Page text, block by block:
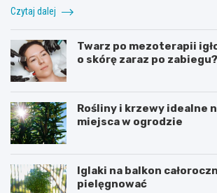
Czytaj dalej
Twarz po mezoterapii
o skórę zaraz po zabiegu?
Rośliny i krzewy idealne
miejsca w ogrodzie
Iglaki na balkon
pielęgnować